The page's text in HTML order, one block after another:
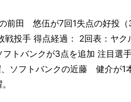
前田 悠伍が7回1失点の好投
投手 得点経過： 2回表：ヤ
フトバンクが3点を追加 注目
ソフトバンクの近藤 健介が1